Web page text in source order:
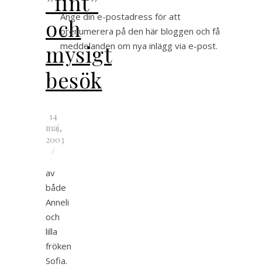
och
mysigt
besök
14
maj,
2003
/
av
både
Anneli
och
lilla
fröken
Sofia.
Ange din e-postadress för att
prenumerera på den här bloggen och få
meddelanden om nya inlägg via e-post.